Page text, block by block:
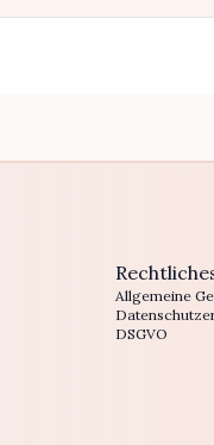
Allgemeine
DSGVO